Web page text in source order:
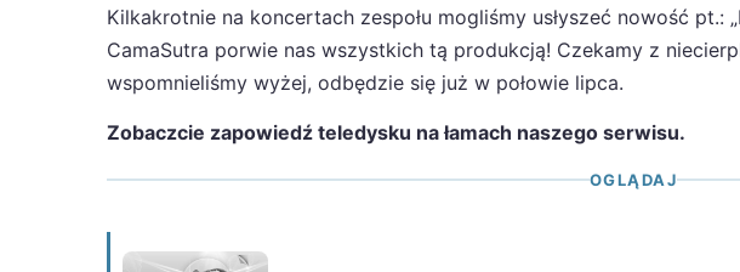
Kilkakrotnie na koncertach zespołu mogliśmy usłyszeć nowość pt.:
CamaSutra porwie nas wszystkich tą produkcją! Czekamy z
wspomnieliśmy wyżej, odbędzie się już w połowie lipca.
Zobaczcie zapowiedź teledysku na łamach naszego serwisu.
OGLĄDAJ